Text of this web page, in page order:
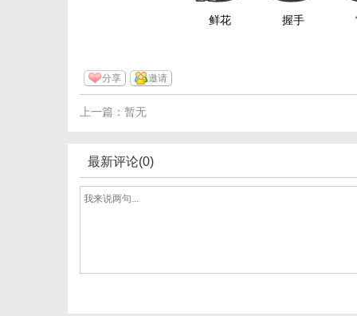
鲜花 握手
分享 邀请
上一篇：暂无
最新评论(0)